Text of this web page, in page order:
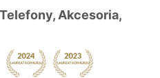
Akcesoria,